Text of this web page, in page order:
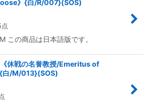
》{白/R/007}(SOS)
この商品は日本語版です。
休戦の名誉教授/Emeritus of
白/M/013}(SOS)